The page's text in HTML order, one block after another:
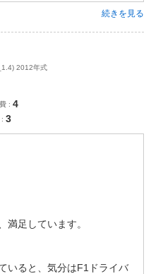
続きを見る
2012年式
4
3
満足しています。
いると、気分はF1ドライバ